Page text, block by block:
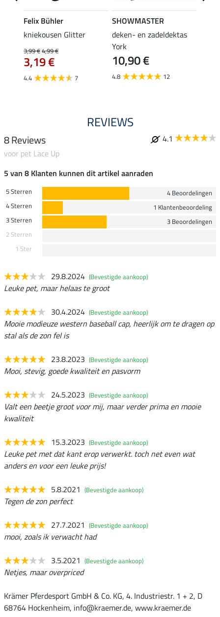
Felix Bühler
kniekousen Glitter
3,99 €4,99 €
3,19 €
4.4 7
SHOWMASTER
deken- en zadeldektas
York
10,90 €
4.8 12
REVIEWS
8 Reviews
4.1
voor pet Lace Up
5 van 8 Klanten kunnen dit artikel aanraden
5 Sterren
4 Beoordelingen
4 Sterren
1 Klantenbeoordeling
3 Sterren
3 Beoordelingen
2 Sterren
1 Ster
29.8.2024 (Bevestigde aankoop)
Leuke pet, maar helaas te groot
30.4.2024 (Bevestigde aankoop)
Mooie modieuze western baseball cap, heerlijk om te dragen op
stal als de zon fel is
23.8.2023 (Bevestigde aankoop)
Mooi, stevig, goede kwaliteit en pasvorm
24.5.2023 (Bevestigde aankoop)
Valt een beetje groot voor mij, maar verder prima en mooie
kwaliteit
15.3.2023 (Bevestigde aankoop)
Leuke pet met dat kant erop verwerkt. toch net even wat
anders en voor een leuke prijs!
5.8.2021 (Bevestigde aankoop)
Tegen de zon perfect
27.7.2021 (Bevestigde aankoop)
mooi, zoals ik verwacht had
3.5.2021 (Bevestigde aankoop)
Netjes, maar overpriced
Krämer Pferdesport GmbH & Co. KG, 4. Industriestr. 1 + 2, D
68764 Hockenheim, info@kraemer.de, www.kraemer.de